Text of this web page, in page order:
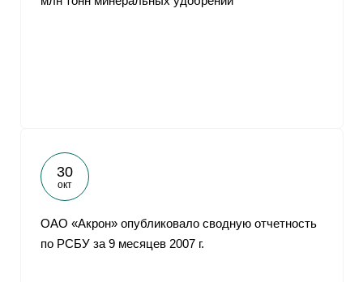
30
окт
ОАО «Акрон» опубликовало сводную отчетность
по РСБУ за 9 месяцев 2007 г.